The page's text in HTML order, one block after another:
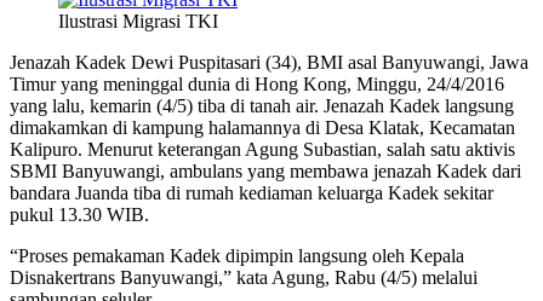
Ilustrasi Migrasi TKI
Jenazah Kadek Dewi Puspitasari (34), BMI asal Banyuwangi, Jawa
Timur yang meninggal dunia di Hong Kong, Minggu, 24/4/2016
yang lalu, kemarin (4/5) tiba di tanah air. Jenazah Kadek langsung
dimakamkan di kampung halamannya di Desa Klatak, Kecamatan
Kalipuro. Menurut keterangan Agung Subastian, salah satu aktivis
SBMI Banyuwangi, ambulans yang membawa jenazah Kadek dari
bandara Juanda tiba di rumah kediaman keluarga Kadek sekitar
pukul 13.30 WIB.
“Proses pemakaman Kadek dipimpin langsung oleh Kepala
Disnakertrans Banyuwangi,” kata Agung, Rabu (4/5) melalui